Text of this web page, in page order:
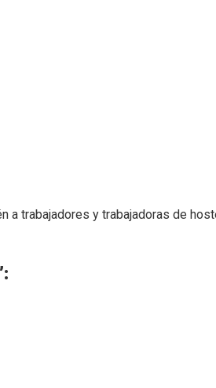
a trabajadores y trabajadoras de